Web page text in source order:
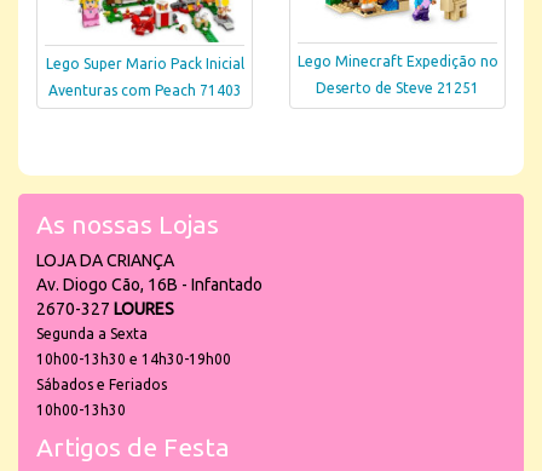
Lego Super Mario Pack Inicial
Aventuras com Peach 71403
Lego Minecraft Expedição no
Deserto de Steve 21251
As nossas Lojas
LOJA DA CRIANÇA
Av. Diogo Cão, 16B - Infantado
2670-327 LOURES
Segunda a Sexta
10h00-13h30 e 14h30-19h00
Sábados e Feriados
10h00-13h30
Artigos de Festa